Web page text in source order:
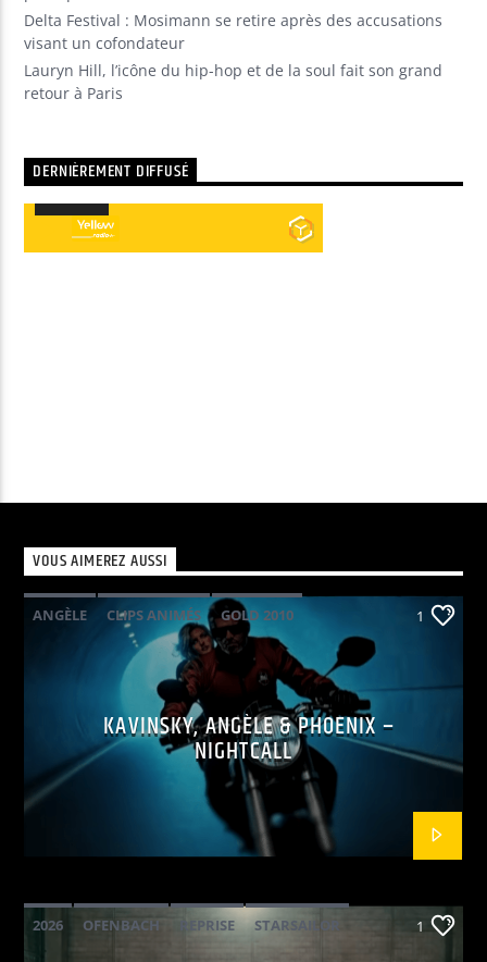
Delta Festival : Mosimann se retire après des accusations
visant un cofondateur
Lauryn Hill, l’icône du hip-hop et de la soul fait son grand
retour à Paris
DERNIÈREMENT DIFFUSÉ
Lecteur
audio
VOUS AIMEREZ AUSSI
ANGÈLE CLIPS ANIMÉS
GOLD 2010
PHOENIX POP ELECTRO
1
KAVINSKY, ANGÈLE & PHOENIX –
NIGHTCALL
2026 OFENBACH REPRISE STARSAILOR 1